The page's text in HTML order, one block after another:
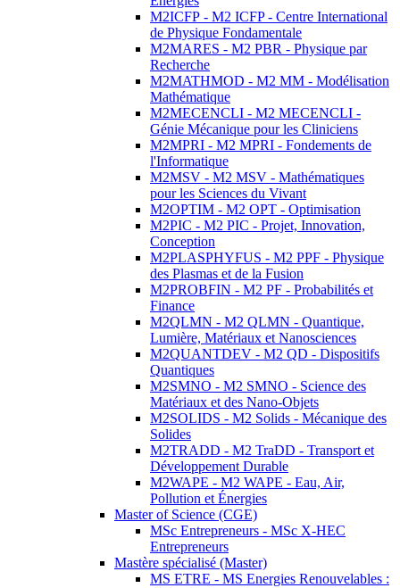
M2ICFP - M2 ICFP - Centre International
de Physique Fondamentale
M2MARES - M2 PBR - Physique par
Recherche
M2MATHMOD - M2 MM - Modélisation
Mathématique
M2MECENCLI - M2 MECENCLI -
Génie Mécanique pour les Cliniciens
M2MPRI - M2 MPRI - Fondements de
l'Informatique
M2MSV - M2 MSV - Mathématiques
pour les Sciences du Vivant
M2OPTIM - M2 OPT - Optimisation
M2PIC - M2 PIC - Projet, Innovation,
Conception
M2PLASPHYFUS - M2 PPF - Physique
des Plasmas et de la Fusion
M2PROBFIN - M2 PF - Probabilités et
Finance
M2QLMN - M2 QLMN - Quantique,
Lumière, Matériaux et Nanosciences
M2QUANTDEV - M2 QD - Dispositifs
Quantiques
M2SMNO - M2 SMNO - Science des
Matériaux et des Nano-Objets
M2SOLIDS - M2 Solids - Mécanique des
Solides
M2TRADD - M2 TraDD - Transport et
Développement Durable
M2WAPE - M2 WAPE - Eau, Air,
Pollution et Énergies
Master of Science (CGE)
MSc Entrepreneurs - MSc X-HEC
Entrepreneurs
Mastère spécialisé (Master)
MS ETRE - MS Energies Renouvelables :